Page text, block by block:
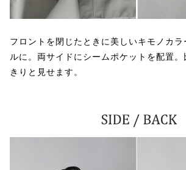
フロントを閉じたときに美しいキモノカ
ルに。両サイドにシームポケットを配置。
きりと見せます。